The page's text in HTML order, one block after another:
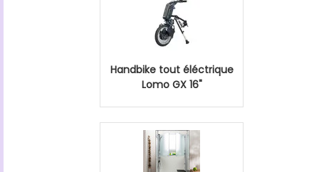
Handbike tout éléctrique
Lomo GX 16"